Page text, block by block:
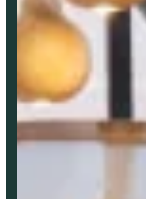
Oui, je souhaite
Je peux me